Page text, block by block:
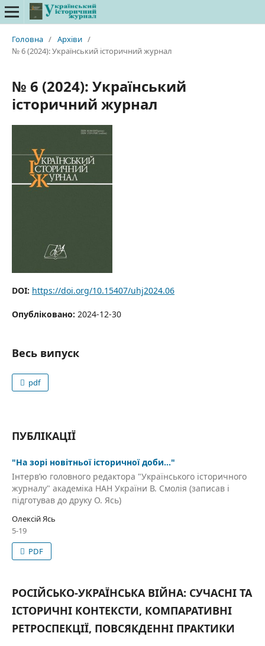
Головна / Архіви /
№ 6 (2024): Український історичний журнал
№ 6 (2024): Український
історичний журнал
DOI: https://doi.org/10.15407/uhj2024.06
Опубліковано: 2024-12-30
Весь випуск
pdf
ПУБЛІКАЦІЇ
"На зорі новітньої історичної доби…"
Інтерв’ю головного редактора "Українського історичного
журналу" академіка НАН України В. Смолія (записав і
підготував до друку О. Ясь)
Олексій Ясь
5-19
PDF
РОСІЙСЬКО-УКРАЇНСЬКА ВІЙНА: СУЧАСНІ ТА
ІСТОРИЧНІ КОНТЕКСТИ, КОМПАРАТИВНІ
РЕТРОСПЕКЦІЇ, ПОВСЯКДЕННІ ПРАКТИКИ